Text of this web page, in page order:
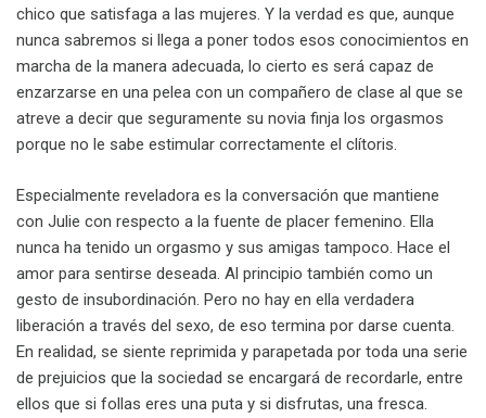
chico que satisfaga a las mujeres. Y la verdad es que, aunque
nunca sabremos si llega a poner todos esos conocimientos en
marcha de la manera adecuada, lo cierto es será capaz de
enzarzarse en una pelea con un compañero de clase al que se
atreve a decir que seguramente su novia finja los orgasmos
porque no le sabe estimular correctamente el clítoris.
Especialmente reveladora es la conversación que mantiene
con Julie con respecto a la fuente de placer femenino. Ella
nunca ha tenido un orgasmo y sus amigas tampoco. Hace el
amor para sentirse deseada. Al principio también como un
gesto de insubordinación. Pero no hay en ella verdadera
liberación a través del sexo, de eso termina por darse cuenta.
En realidad, se siente reprimida y parapetada por toda una serie
de prejuicios que la sociedad se encargará de recordarle, entre
ellos que si follas eres una puta y si disfrutas, una fresca.